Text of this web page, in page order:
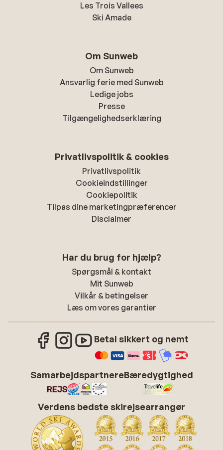
Les Trois Vallees
Ski Amade
Om Sunweb
Om Sunweb
Ansvarlig ferie med Sunweb
Ledige jobs
Presse
Tilgængelighedserklæring
Privatlivspolitik & cookies
Privatlivspolitik
Cookieindstillinger
Cookiepolitik
Tilpas dine marketingpræferencer
Disclaimer
Har du brug for hjælp?
Spørgsmål & kontakt
Mit Sunweb
Vilkår & betingelser
Læs om vores garantier
Betal sikkert og nemt
SamarbejdspartnereBæredygtighed
Verdens bedste skirejsearrangør